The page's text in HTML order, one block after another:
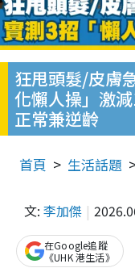
狂甩頭髮/皮膚
化懶人操」激
正常兼逆齡
首頁 生活話題
文: 李加傑
在Google追蹤
《UHK 港生活》